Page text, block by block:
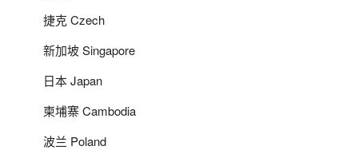
捷克 Czech
新加坡 Singapore
日本 Japan
柬埔寨 Cambodia
波兰 Poland